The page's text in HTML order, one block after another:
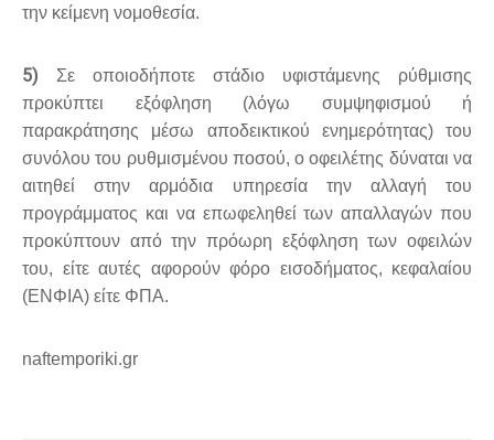
την κείμενη νομοθεσία.
5) Σε οποιοδήποτε στάδιο υφιστάμενης ρύθμισης
προκύπτει εξόφληση (λόγω συμψηφισμού ή
παρακράτησης μέσω αποδεικτικού ενημερότητας) του
συνόλου του ρυθμισμένου ποσού, ο οφειλέτης δύναται να
αιτηθεί στην αρμόδια υπηρεσία την αλλαγή του
προγράμματος και να επωφεληθεί των απαλλαγών που
προκύπτουν από την πρόωρη εξόφληση των οφειλών
του, είτε αυτές αφορούν φόρο εισοδήματος, κεφαλαίου
(ΕΝΦΙΑ) είτε ΦΠΑ.
naftemporiki.gr